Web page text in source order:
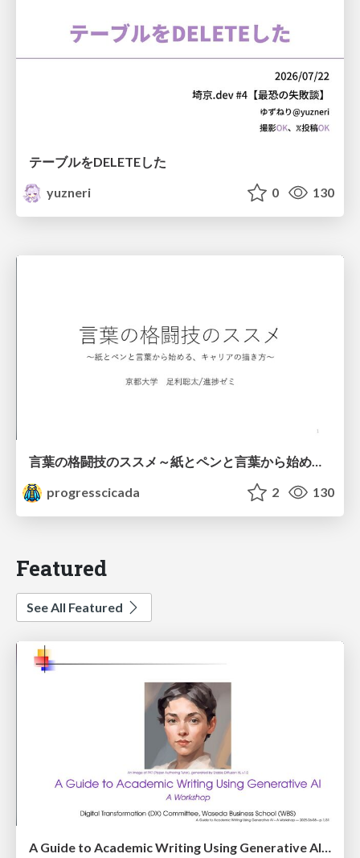
テーブルをDELETEした
yuzneri
0 130
言葉の格闘技のススメ～紙とペンと言葉から始める、キャリアの描き方～
progresscicada
2 130
Featured
See All Featured
A Guide to Academic Writing Using Generative AI - A Workshop